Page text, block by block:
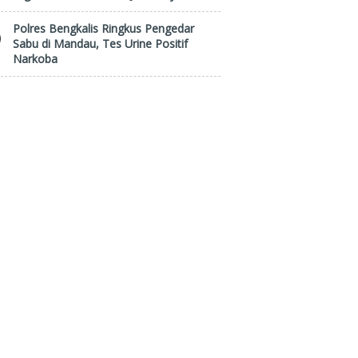
Polres Bengkalis Ringkus Pengedar
Sabu di Mandau, Tes Urine Positif
Narkoba